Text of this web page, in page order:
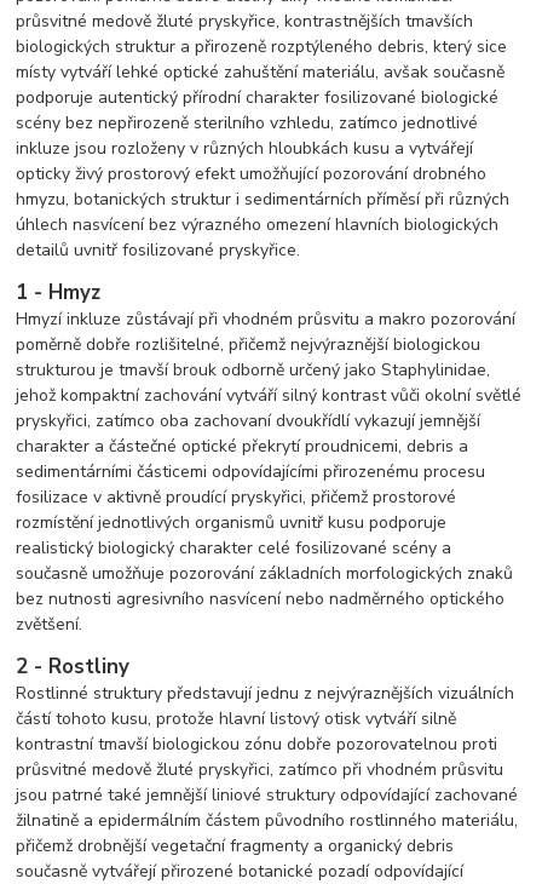
průsvitné medově žluté pryskyřice, kontrastnějších tmavších
biologických struktur a přirozeně rozptýleného debris, který sice
místy vytváří lehké optické zahuštění materiálu, avšak současně
podporuje autentický přírodní charakter fosilizované biologické
scény bez nepřirozeně sterilního vzhledu, zatímco jednotlivé
inkluze jsou rozloženy v různých hloubkách kusu a vytvářejí
opticky živý prostorový efekt umožňující pozorování drobného
hmyzu, botanických struktur i sedimentárních příměsí při různých
úhlech nasvícení bez výrazného omezení hlavních biologických
detailů uvnitř fosilizované pryskyřice.
1 - Hmyz
Hmyzí inkluze zůstávají při vhodném průsvitu a makro pozorování
poměrně dobře rozlišitelné, přičemž nejvýraznější biologickou
strukturou je tmavší brouk odborně určený jako Staphylinidae,
jehož kompaktní zachování vytváří silný kontrast vůči okolní světlé
pryskyřici, zatímco oba zachovaní dvoukřídlí vykazují jemnější
charakter a částečné optické překrytí proudnicemi, debris a
sedimentárními částicemi odpovídajícími přirozenému procesu
fosilizace v aktivně proudící pryskyřici, přičemž prostorové
rozmístění jednotlivých organismů uvnitř kusu podporuje
realistický biologický charakter celé fosilizované scény a
současně umožňuje pozorování základních morfologických znaků
bez nutnosti agresivního nasvícení nebo nadměrného optického
zvětšení.
2 - Rostliny
Rostlinné struktury představují jednu z nejvýraznějších vizuálních
částí tohoto kusu, protože hlavní listový otisk vytváří silně
kontrastní tmavší biologickou zónu dobře pozorovatelnou proti
průsvitné medově žluté pryskyřici, zatímco při vhodném průsvitu
jsou patrné také jemnější liniové struktury odpovídající zachované
žilnatině a epidermálním částem původního rostlinného materiálu,
přičemž drobnější vegetační fragmenty a organický debris
současně vytvářejí přirozené botanické pozadí odpovídající